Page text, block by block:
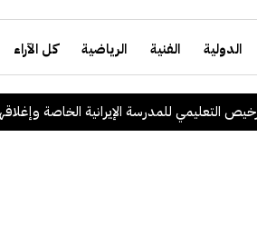
الدولية الفنية الرياضية كل الآراء
للمدرسة الإيرانية الخاصة وإغلاقها .